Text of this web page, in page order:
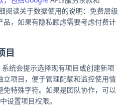
阅读关于数据使用的说明：免费层级
品，如果有隐私顾虑需要考虑付费计
目
统会提示选择现有项目或创建新项
立项目，便于管理配额和监控使用情
特殊字符。如果是团队协作，可以
设置项目权限。